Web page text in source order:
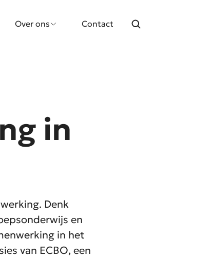
Over ons Contact
in
Denk
en
in het
van ECBO, een